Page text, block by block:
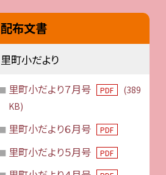
配布文書
里町小だより
里町小だより７月号 PDF
(389
KB)
里町小だより６月号 PDF
里町小だより５月号 PDF